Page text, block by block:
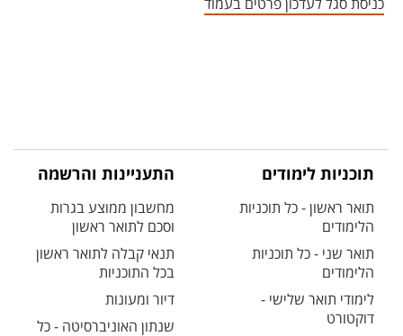
כניסת סגל לעדכון פרטים בעמוד
תוכניות לימודים
תואר ראשון - כל תוכניות
הלימודים
תואר שני - כל תוכניות
הלימודים
לימודי תואר שלישי -
דוקטורט
התעניינות והרשמה
מחשבון ממוצע בגרות
וסכם לתואר ראשון
תנאי קבלה לתואר ראשון
בכל התוכניות
דיור ומעונות
שנתון האוניברסיטה - כל